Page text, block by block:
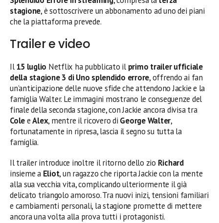
stagione, è sottoscrivere un abbonamento ad uno dei piani
che la piattaforma prevede.
Trailer e video
Il15 luglio Netflix ha pubblicato il primo trailer ufficiale
della stagione 3 di Uno splendido errore, offrendo ai fan
un’anticipazione delle nuove sfide che attendono Jackie e la
famiglia Walter. Le immagini mostrano le conseguenze del
finale della seconda stagione, con Jackie ancora divisa tra
ColeeAlex, mentre il ricovero di George Walter,
fortunatamente in ripresa, lascia il segno su tutta la
famiglia.
Il trailer introduce inoltre il ritorno dello zio Richard
insieme a Eliot, un ragazzo che riporta Jackie con la mente
alla sua vecchia vita, complicando ulteriormente il già
delicato triangolo amoroso. Tra nuovi inizi, tensioni familiari
e cambiamenti personali, la stagione promette di mettere
ancora una volta alla prova tutti i protagonisti.